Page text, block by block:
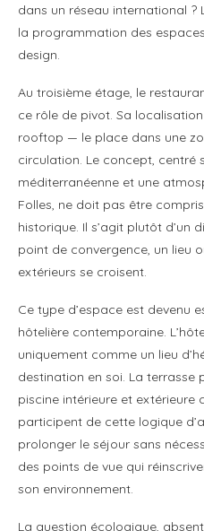
dans un réseau international
la programmation des
design.
Au troisième étage, le
ce rôle de pivot. Sa
rooftop — le place dans une
circulation. Le concept, centré
méditerranéenne et une
Folles, ne doit pas être
historique. Il s’agit plutôt d’un
point de convergence, un lieu
extérieurs se croisent.
Ce type d’espace est devenu
hôtelière contemporaine.
uniquement comme un lieu
destination en soi. La terrasse
piscine intérieure et extérieure
participent de cette logique
prolonger le séjour sans
des points de vue qui
son environnement.
La question écologique,